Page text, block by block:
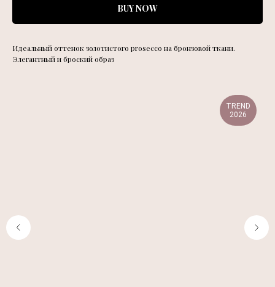
BUY NOW
Идеальный оттенок золотистого prosecco на бронзовой ткани.
Элегантный и броский образ
TREND
2026